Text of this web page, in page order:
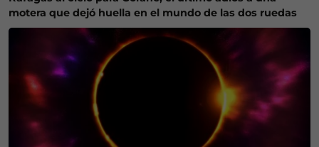
motera que dejó huella en el mundo de las dos ruedas